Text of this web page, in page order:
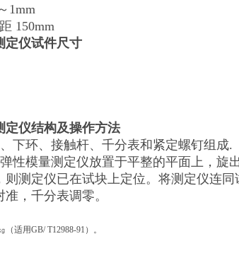
1mm
150mm
定仪试件尺寸
定仪结构及操作方法
下环、接触杆、千分表和紧定螺钉组成.
性模量测定仪放置于平整的平面上，旋
则测定仪已在试块上定位。将测定仪连
准，千分表调零。
适用GB/ T12988-91）。